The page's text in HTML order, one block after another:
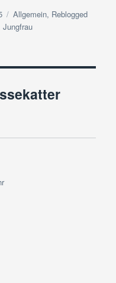
Kategorien
Allgemein, Reblogged
Jungfrau